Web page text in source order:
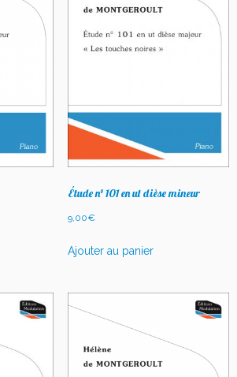
Étude n° 101 en ut dièse mineur
9,00€
Ajouter au panier